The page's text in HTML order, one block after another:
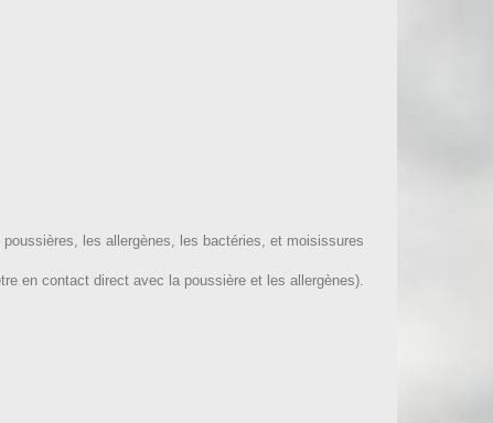
les allergènes, les bactéries, et moisissures
en contact direct avec la poussière et les allergènes).